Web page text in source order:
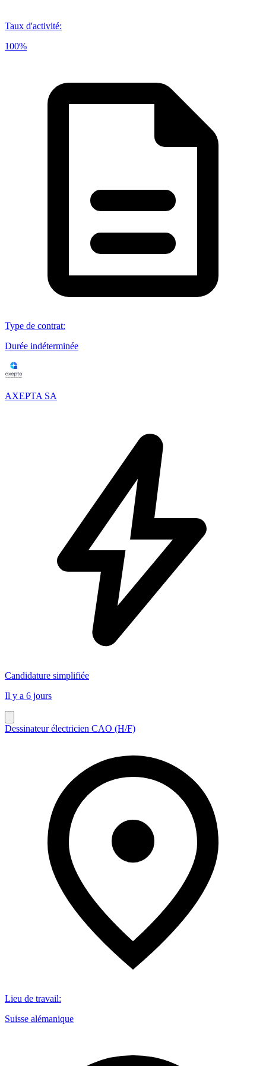
Taux d'activité:
100%
Type de contrat:
Durée indéterminée
AXEPTA SA
Candidature simplifiée
Il y a 6 jours
Dessinateur électricien CAO (H/F)
Lieu de travail:
Suisse alémanique